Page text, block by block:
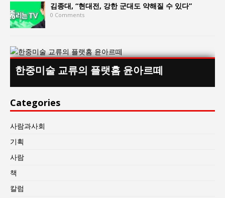
김종대, “현대전, 강한 군대도 약해질 수 있다”
0 Comments
한중미술 교류의 플랫홈 윤아르떼
Categories
사람과사회
기획
사람
책
칼럼